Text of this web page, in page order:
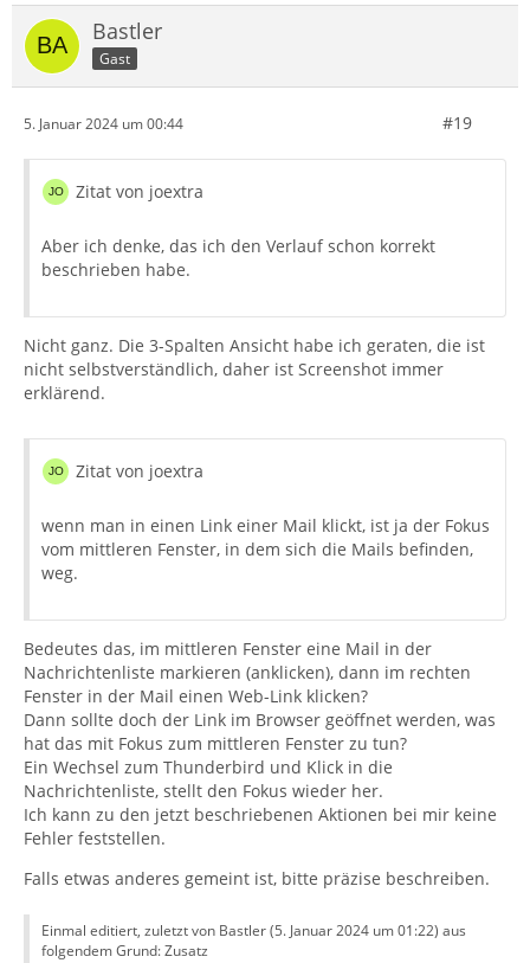
Bastler
Gast
5. Januar 2024 um 00:44 #19
Zitat von joextra
Aber ich denke, das ich den Verlauf schon korrekt
beschrieben habe.
Nicht ganz. Die 3-Spalten Ansicht habe ich geraten, die ist
nicht selbstverständlich, daher ist Screenshot immer
erklärend.
Zitat von joextra
wenn man in einen Link einer Mail klickt, ist ja der Fokus
vom mittleren Fenster, in dem sich die Mails befinden,
weg.
Bedeutes das, im mittleren Fenster eine Mail in der
Nachrichtenliste markieren (anklicken), dann im rechten
Fenster in der Mail einen Web-Link klicken?
Dann sollte doch der Link im Browser geöffnet werden, was
hat das mit Fokus zum mittleren Fenster zu tun?
Ein Wechsel zum Thunderbird und Klick in die
Nachrichtenliste, stellt den Fokus wieder her.
Ich kann zu den jetzt beschriebenen Aktionen bei mir keine
Fehler feststellen.
Falls etwas anderes gemeint ist, bitte präzise beschreiben.
Einmal editiert, zuletzt von Bastler (5. Januar 2024 um 01:22) aus
folgendem Grund: Zusatz